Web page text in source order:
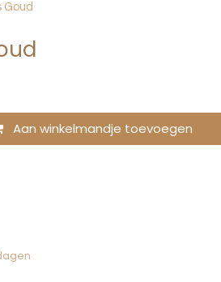
Goud
Aan winkelmandje toevoegen